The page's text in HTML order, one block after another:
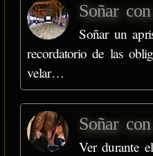
Soñar
Soñar un
recordatorio de las
velar…
Soñar
Ver durante